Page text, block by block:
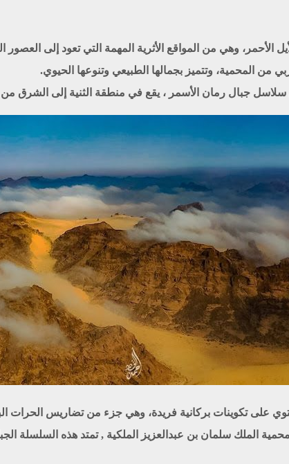
وهي من المواقع الأثرية المهمة التي تعود إلى العصور
من المحمية، وتتميز بجمالها الطبيعي وتنوعها الحيوي.
جبال رمان الأسمر ، يقع في منطقة الثنية إلى الشرق من قرية
على تكوينات بركانية فريدة، وهي جزء من تضاريس الحرات
الملك سلمان بن عبدالعزيز الملكية , تمتد هذه السلسلة